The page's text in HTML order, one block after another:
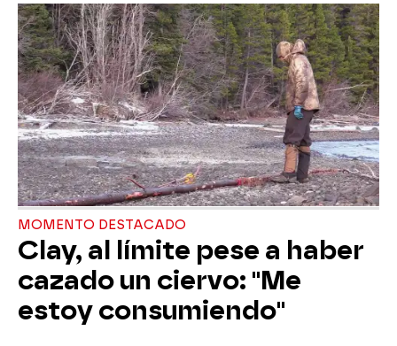
MOMENTO DESTACADO
Clay, al límite pese a haber
cazado un ciervo: "Me
estoy consumiendo"